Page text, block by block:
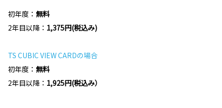
初年度： 無料
2年目以降： 1,375円(税込み)
TS CUBIC VIEW CARDの場合
初年度： 無料
2年目以降： 1,925円(税込み）